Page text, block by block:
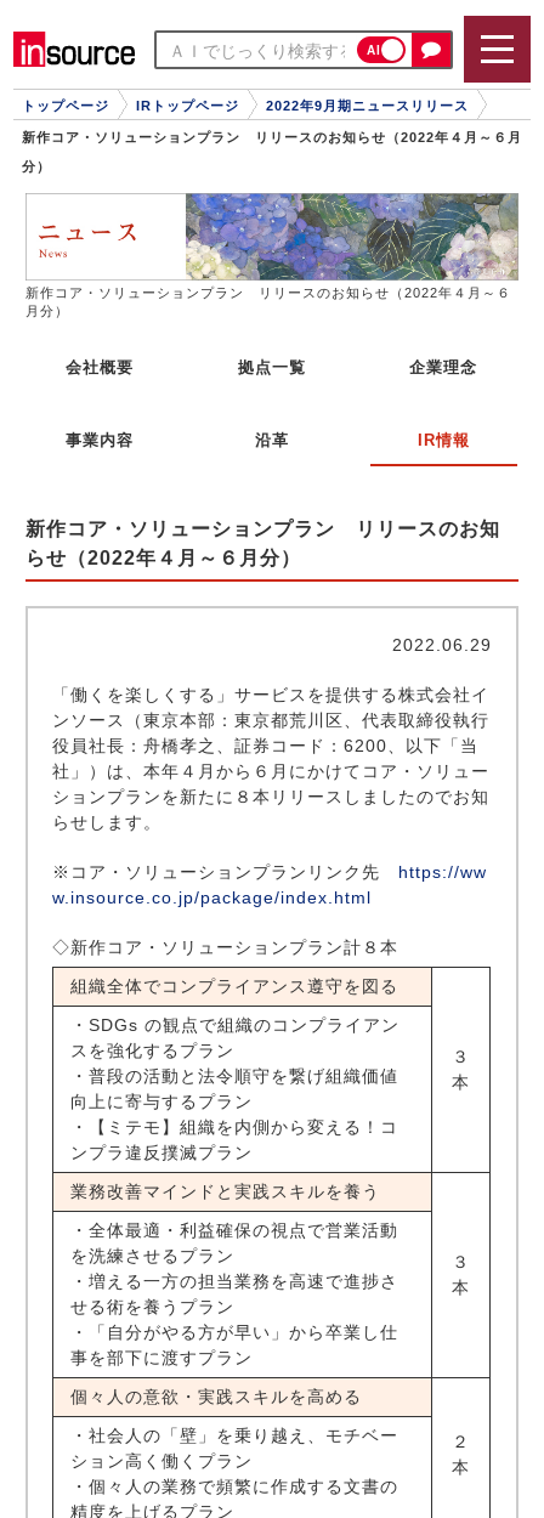
AI
トップページ IRトップページ 2022年9月期ニュースリリース
新作コア・ソリューションプラン リリースのお知らせ（2022年４月～６月
分）
新作コア・ソリューションプラン リリースのお知らせ（2022年４月～６
月分）
会社概要 拠点一覧 企業理念
事業内容 沿革 IR情報
新作コア・ソリューションプラン リリースのお知
らせ（2022年４月～６月分）
2022.06.29
「働くを楽しくする」サービスを提供する株式会社イ
ンソース（東京本部：東京都荒川区、代表取締役執行
役員社長：舟橋孝之、証券コード：6200、以下「当
社」）は、本年４月から６月にかけてコア・ソリュー
ションプランを新たに８本リリースしましたのでお知
らせします。
※コア・ソリューションプランリンク先 https://ww
w.insource.co.jp/package/index.html
◇新作コア・ソリューションプラン計８本
組織全体でコンプライアンス遵守を図る
３
本
・SDGs の観点で組織のコンプライアン
スを強化するプラン
・普段の活動と法令順守を繋げ組織価値
向上に寄与するプラン
・【ミテモ】組織を内側から変える！コ
ンプラ違反撲滅プラン
業務改善マインドと実践スキルを養う
３
本
・全体最適・利益確保の視点で営業活動
を洗練させるプラン
・増える一方の担当業務を高速で進捗さ
せる術を養うプラン
・「自分がやる方が早い」から卒業し仕
事を部下に渡すプラン
個々人の意欲・実践スキルを高める
２
本
・社会人の「壁」を乗り越え、モチベー
ション高く働くプラン
・個々人の業務で頻繁に作成する文書の
精度を上げるプラン